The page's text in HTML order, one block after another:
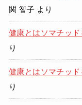
関 智子 より
健康とはソマチッ
り
健康とはソマチッ
り